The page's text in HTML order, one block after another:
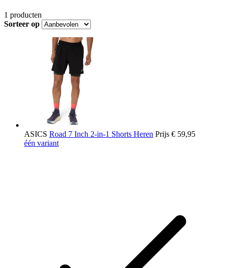
1 producten
Sorteer op
ASICS Road 7 Inch 2-in-1 Shorts Heren Prijs € 59,95
één variant